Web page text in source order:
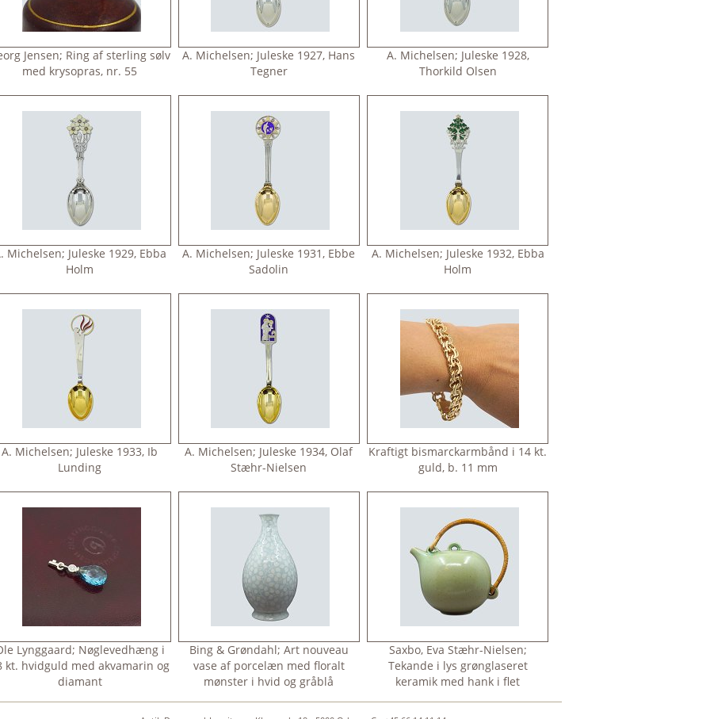
Jensen; Ring af sterling sølv
med krysopras, nr. 55
A. Michelsen; Juleske 1927, Hans
Tegner
A. Michelsen; Juleske 1928,
Thorkild Olsen
Michelsen; Juleske 1929, Ebba
Holm
A. Michelsen; Juleske 1931, Ebbe
Sadolin
A. Michelsen; Juleske 1932, Ebba
Holm
A. Michelsen; Juleske 1933, Ib
Lunding
A. Michelsen; Juleske 1934, Olaf
Stæhr-Nielsen
Kraftigt bismarckarmbånd i 14 kt.
guld, b. 11 mm
Lynggaard; Nøglevedhæng i
kt. hvidguld med akvamarin og
diamant
Bing & Grøndahl; Art nouveau
vase af porcelæn med floralt
mønster i hvid og gråblå
Saxbo, Eva Stæhr-Nielsen;
Tekande i lys grønglaseret
keramik med hank i flet